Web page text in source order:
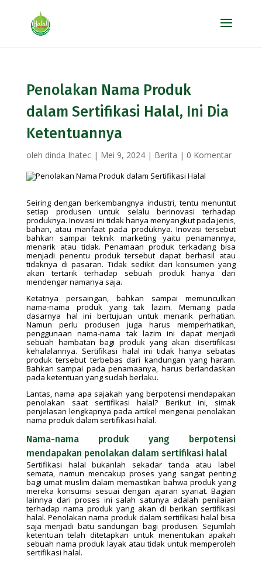
Penolakan Nama Produk
dalam Sertifikasi Halal, Ini Dia
Ketentuannya
oleh dinda Ihatec| Mei 9, 2024| Berita | 0 Komentar
Seiring dengan berkembangnya industri, tentu menuntut
setiap produsen untuk selalu berinovasi terhadap
produknya. Inovasi ini tidak hanya menyangkut pada jenis,
bahan, atau manfaat pada produknya. Inovasi tersebut
bahkan sampai teknik marketing yaitu penamannya,
menarik atau tidak. Penamaan produk terkadang bisa
menjadi penentu produk tersebut dapat berhasil atau
tidaknya di pasaran. Tidak sedikit dari konsumen yang
akan tertarik terhadap sebuah produk hanya dari
mendengar namanya saja.
Ketatnya persaingan, bahkan sampai memunculkan
nama-nama produk yang tak lazim. Memang pada
dasarnya hal ini bertujuan untuk menarik perhatian.
Namun perlu produsen juga harus memperhatikan,
penggunaan nama-nama tak lazim ini dapat menjadi
sebuah hambatan bagi produk yang akan disertifikasi
kehalalannya. Sertifikasi halal ini tidak hanya sebatas
produk tersebut terbebas dari kandungan yang haram.
Bahkan sampai pada penamaanya, harus berlandaskan
pada ketentuan yang sudah berlaku.
Lantas, nama apa sajakah yang berpotensi mendapakan
penolakan saat sertifikasi halal? Berikut ini, simak
penjelasan lengkapnya pada artikel mengenai penolakan
nama produk dalam sertifikasi halal.
Nama-nama produk yang berpotensi
mendapakan penolakan dalam sertifikasi halal
Sertifikasi halal bukanlah sekadar tanda atau label
semata, namun mencakup proses yang sangat penting
bagi umat muslim dalam memastikan bahwa produk yang
mereka konsumsi sesuai dengan ajaran syariat. Bagian
lainnya dari proses ini salah satunya adalah penilaian
terhadap nama produk yang akan di berikan sertifikasi
halal. Penolakan nama produk dalam sertifikasi halal bisa
saja menjadi batu sandungan bagi produsen. Sejumlah
ketentuan telah ditetapkan untuk menentukan apakah
sebuah nama produk layak atau tidak untuk memperoleh
sertifikasi halal.